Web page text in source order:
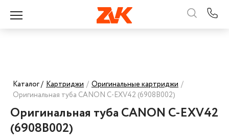
Каталог / Картриджи / Оригинальные картриджи /
Оригинальная туба CANON C-EXV42 (6908B002)
Оригинальная туба CANON C-EXV42
(6908B002)